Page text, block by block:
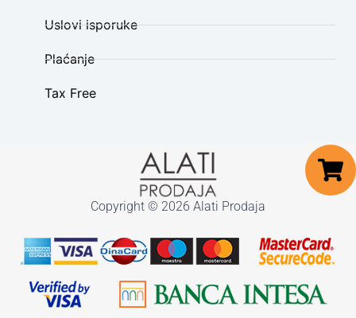
Uslovi isporuke
Plaćanje
Tax Free
Copyright © 2026 Alati Prodaja